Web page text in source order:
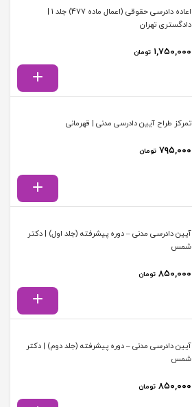
اعاده دادرسی حقوقی (اعمال ماده 477) جلد 1 |
دادگستری تهران
۱,۷۵۰,۰۰۰ تومان
تمرکز طراح آیین دادرسی مدنی | قهرمانی
۷۹۵,۰۰۰ تومان
آیین دادرسی مدنی – دوره پیشرفته (جلد اول) | دکتر
شمس
۸۵۰,۰۰۰ تومان
آیین دادرسی مدنی – دوره پیشرفته (جلد دوم) | دکتر
شمس
۸۵۰,۰۰۰ تومان